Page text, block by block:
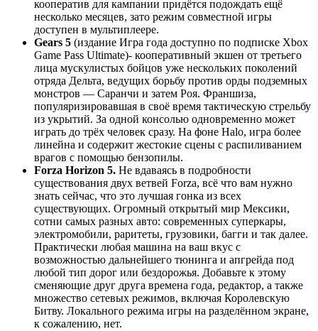
кооператив для кампании придётся подождать ещё
несколько месяцев, зато режим совместной игры
доступен в мультиплеере.
Gears 5 (издание Игра года доступно по подписке Xbox
Game Pass Ultimate)- кооперативный экшен от третьего
лица мускулистых бойцов уже нескольких поколений
отряда Дельта, ведущих борьбу против орды подземных
монстров — Саранчи и затем Роя. Франшиза,
популяризировавшая в своё время тактическую стрельбу
из укрытий. За одной консолью одновременно может
играть до трёх человек сразу. На фоне Halo, игра более
линейна и содержит жестокие сцены с распиливанием
врагов с помощью бензопилы.
Forza Horizon 5. Не вдаваясь в подробности
существования двух ветвей Forza, всё что вам нужно
знать сейчас, что это лучшая гонка из всех
существующих. Огромный открытый мир Мексики,
сотни самых разных авто: современных суперкары,
электромобили, раритеты, грузовики, багги и так далее.
Практически любая машина на ваш вкус с
возможностью дальнейшего тюнинга и апгрейда под
любой тип дорог или бездорожья. Добавьте к этому
сменяющие друг друга времена года, редактор, а также
множество сетевых режимов, включая Королевскую
Битву. Локального режима игры на разделённом экране,
к сожалению, нет.